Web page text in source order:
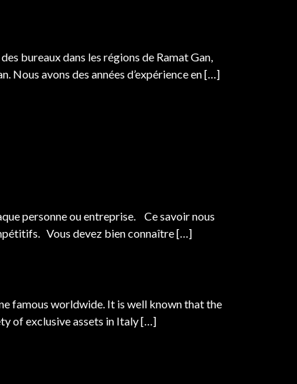
bureaux dans les régions de Ramat Gan,
Nous avons des années d’expérience en […]
personne ou entreprise. Ce savoir nous
Vous devez bien connaître […]
famous worldwide. It is well known that the
of exclusive assets in Italy […]